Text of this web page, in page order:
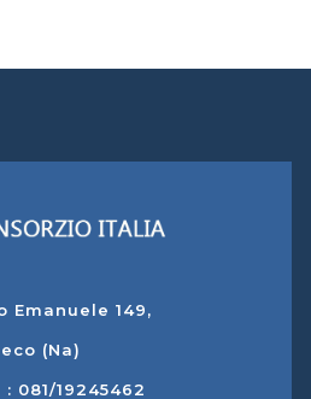
Emanuele 149,
(Na)
081/19245462